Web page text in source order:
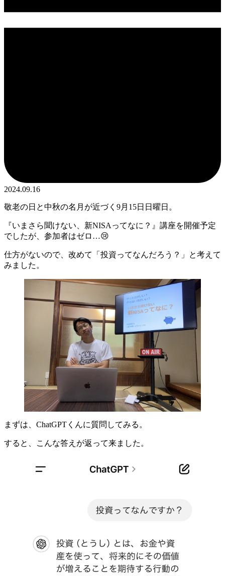
2024.09.16
敬老の日と中秋の名月が近づく9月15日日曜日。
『いまさら聞けない、新NISAってなに？』講座を開催予定
でしたが、参加者はゼロ…😢
仕方がないので、改めて「投資ってなんだろう？」と考えて
みました。
まずは、ChatGPTくんに質問してみる。
すると、こんな答えが返って来ました。